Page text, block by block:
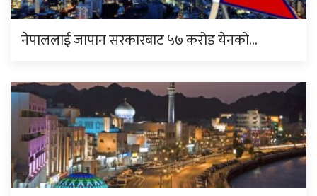
नेपाललाई जापान सरकारबाट ५७ करोड येनको…